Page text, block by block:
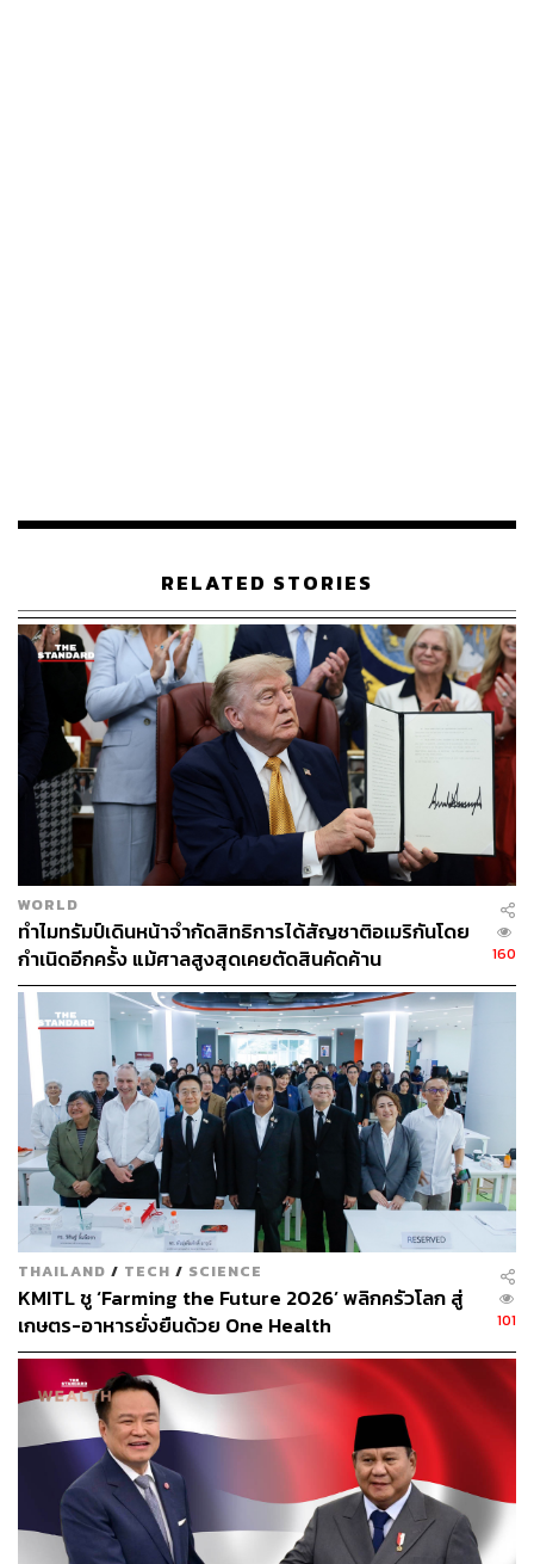
ทั้งนี้ บทความจาก Time ในปี 2010 รายงานว่าผู้ขายไอศกรีม
ขณะที่สตีลยังกล่าวอีกว่าด้วยเงินเฟ้อที่พุ่งสูงขึ้น ผู้คนจะออก
ไปร้านอาหารน้อยลงและเลือกความสะดวกสบายที่บ้านแทน
อเล็กซ์ เฮย์ส ผู้ร่วมก่อตั้งบริษัท Harris and Hayes ที่ปรึกษา
ด้านอาหารและเครื่องดื่มในสหราชอาณาจักร เห็นพ้องกัน
ว่าการซื้ออาหารที่สะดวกสบายจะเพิ่มขึ้น ซึ่งมาจากเหตุผล
ทางจิตวิทยาที่เรียกว่า ‘ความเหนื่อยล้าจากรสชาติ’
“ความเหนื่อยล้าของรสชาติเป็นทฤษฎีที่ว่าในเวลาที่ยาก
ลำบาก ผู้คนจะมองหารสชาติที่เรียบง่ายและใช้พลังงานที่
น้อยกว่าในการประมวลผล” เฮย์สกล่าว “สิ่งนี้ช่วยอธิบายได้
ว่าทำไมยอดขายอาหารเพื่อสุขภาพถึงเพิ่มขึ้นสวนทางกับ
สภาวะถดถอยของเศรษฐกิจ”
การกินอาหารแบบเรียบง่ายที่แพร่หลายมากขึ้นมาพร้อมกับ
ราคาของการรักสุขภาพ โดยเฉพาะอย่างยิ่งเมื่อราคาอาหาร
สดสูงขึ้นและส่งผลกระทบต่อความต้องการของผัก โดย “ผัก
สดมีราคาแพงกว่าปีที่แล้วมาก ส่งผลให้ยอดขายสดตกต่ำ”
เฮย์สกล่าว
Emilie Vanpoperinghe ผู้ก่อตั้ง Oddbox ซึ่งเป็นบริษัทอาหาร
ในอังกฤษที่ให้บริการผักรูปทรงแปลกๆ ให้กับลูกค้า บอกกับ
Insider ว่าในช่วงเวลาที่เงินเฟ้อสูง ผักมักจะเป็นสินค้าชิ้นแรก
ที่ถูกทิ้งไว้เบื้องหลัง
“เมื่อมีแรงกดดันต่อค่าครองชีพ ผู้คนเปลี่ยนจากผักและผลไม้
ไปเป็นอาหารที่มีพลังงานมากขึ้น” ผู้ก่อตั้ง Oddbox กล่าว
“ผลิตภัณฑ์สดใหม่จะต้องทนทุกข์จากสภาวะเงินเฟ้อ เพราะ
คนไม่สามารถซื้ออาหารรักสุขภาพเหล่านี้ได้เมื่อมองย้อน
กลับไปที่ค่าครองชีพ”
แม้ว่านั่นอาจหมายถึงการกินมังสวิรัติที่น้อยลง แต่เฮย์สจาก
Harris and Hayes กล่าวว่า ‘ลัทธิยืดหยุ่น’ เพิ่มขึ้น เทรนด์ของ
การกินเนื้อสัตว์เพียงเล็กน้อยซึ่งได้เพิ่มขึ้นอย่างรวดเร็วในช่วง
RELATED STORIES
WORLD
ทำไมทรัมป์เดินหน้าจำกัดสิทธิการได้สัญชาติอเมริกันโดย
กำเนิดอีกครั้ง แม้ศาลสูงสุดเคยตัดสินคัดค้าน
160
THAILAND / TECH / SCIENCE
KMITL ชู ‘Farming the Future 2026’ พลิกครัวโลก สู่
เกษตร-อาหารยั่งยืนด้วย One Health
101